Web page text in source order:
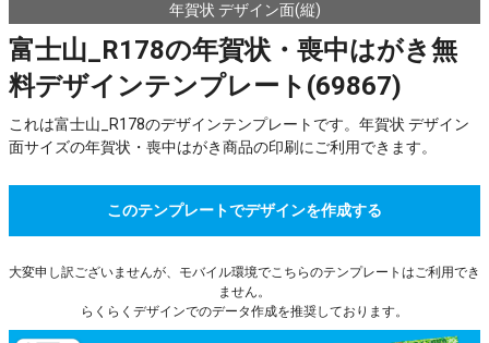
年賀状 デザイン面(縦)
富士山_R178の年賀状・喪中はがき無
料デザインテンプレート(69867)
これは富士山_R178のデザインテンプレートです。年賀状 デザイン
面サイズの年賀状・喪中はがき商品の印刷にご利用できます。
このテンプレートでデザインを作成する
大変申し訳ございませんが、モバイル環境でこちらのテンプレートはご利用でき
ません。
らくらくデザインでのデータ作成を推奨しております。